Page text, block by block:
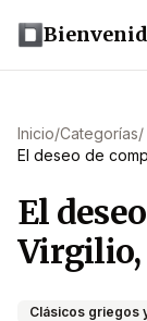
Inicio/Categorías/
El deseo de
El
Virgilio,
Clásicos griegos